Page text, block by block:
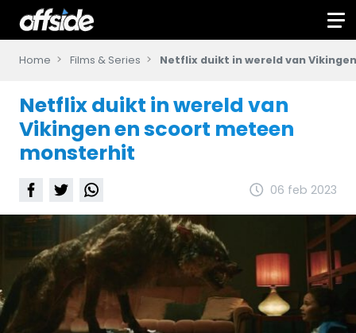
Home Films & Series Netflix duikt in wereld van
Netflix duikt in wereld van
Vikingen en scoort meteen
monsterhit
06 feb 2023